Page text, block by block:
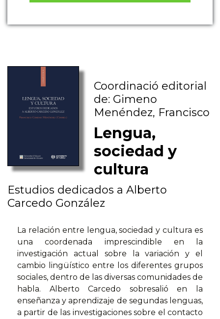
Coordinació editorial
de: Gimeno
Menéndez, Francisco
Lengua,
sociedad y
cultura
Estudios dedicados a Alberto
Carcedo González
La relación entre lengua, sociedad y cultura es
una coordenada imprescindible en la
investigación actual sobre la variación y el
cambio lingüístico entre los diferentes grupos
sociales, dentro de las diversas comunidades de
habla. Alberto Carcedo sobresalió en la
enseñanza y aprendizaje de segundas lenguas,
a partir de las investigaciones sobre el contacto